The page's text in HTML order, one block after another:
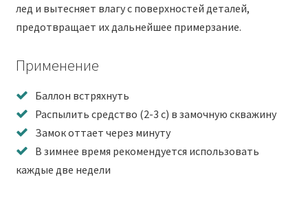
лед и вытесняет влагу с поверхностей деталей,
предотвращает их дальнейшее примерзание.
Применение
Баллон встряхнуть
Распылить средство (2-3 с) в замочную скважину
Замок оттает через минуту
В зимнее время рекомендуется использовать
каждые две недели